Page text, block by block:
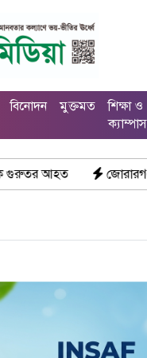
বিনোদন মুক্তমত
শিক্ষা ও
ক্যাম্পাস
জোরারগঞ্জ থানা পুলিশের